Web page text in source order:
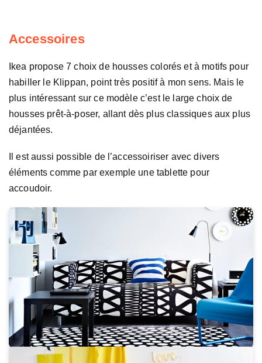
Accessoires
Ikea propose 7 choix de housses colorés et à motifs pour
habiller le Klippan, point très positif à mon sens. Mais le
plus intéressant sur ce modèle c’est le large choix de
housses prêt-à-poser, allant dès plus classiques aux plus
déjantées.
Il est aussi possible de l’accessoiriser avec divers
éléments comme par exemple une tablette pour
accoudoir.